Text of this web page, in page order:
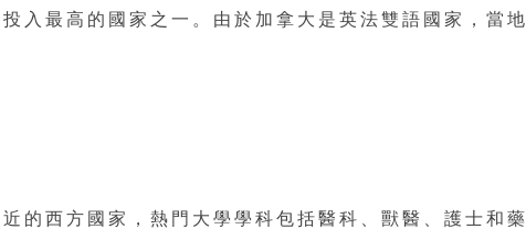
入最高的國家之一。由於加拿大是英法雙語國家，當地
的西方國家，熱門大學學科包括醫科、獸醫、護士和藥